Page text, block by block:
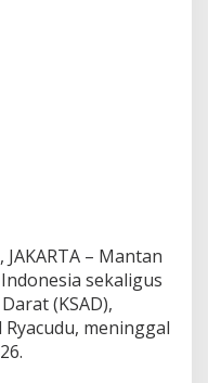
JAKARTA – Mantan
sekaligus
(KSAD),
meninggal